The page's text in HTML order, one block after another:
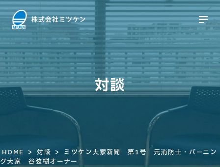
対談
HOME > 対談 > ミツケン大家新聞 第1号 元消防士・バーニン
グ大家 谷弦樹オーナー